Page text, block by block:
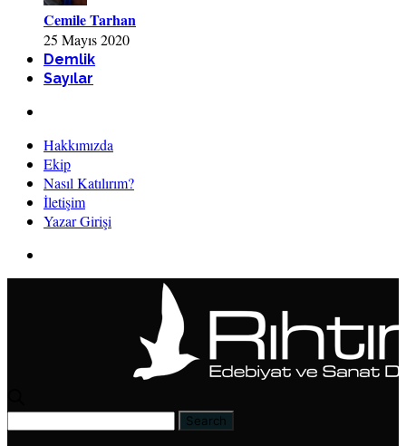
Cemile Tarhan
25 Mayıs 2020
Demlik
Sayılar
Hakkımızda
Ekip
Nasıl Katılırım?
İletişim
Yazar Girişi